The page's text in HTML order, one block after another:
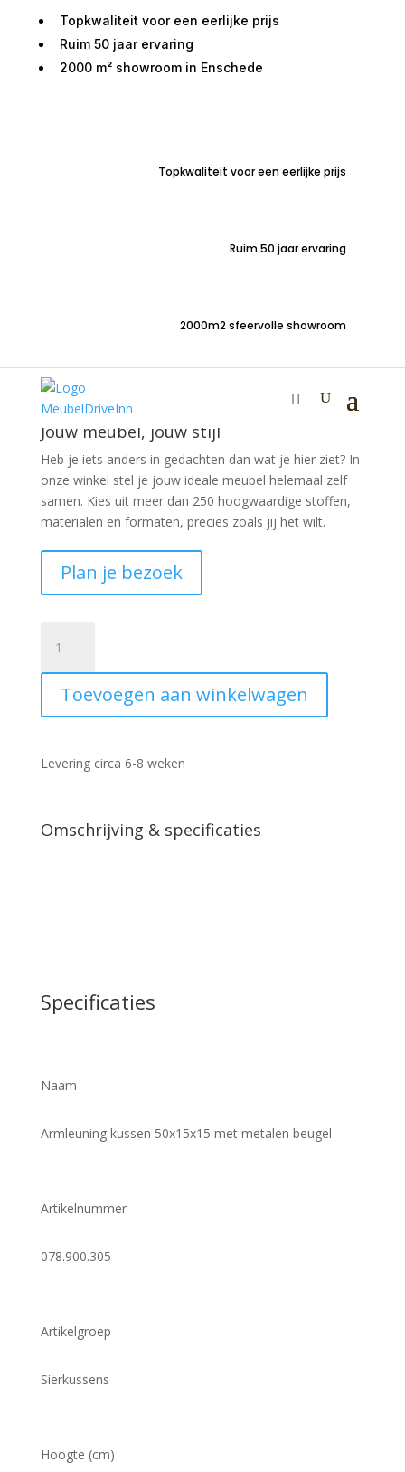
Topkwaliteit voor een eerlijke prijs
Ruim 50 jaar ervaring
2000 m² showroom in Enschede
Topkwaliteit voor een eerlijke prijs
Ruim 50 jaar ervaring
2000m2 sfeervolle showroom
Extra losse armleuning kussen voor jouw (hoek)bank |
met metalen beugel |
Jouw meubel, jouw stijl
Heb je iets anders in gedachten dan wat je hier ziet? In
onze winkel stel je jouw ideale meubel helemaal zelf
samen. Kies uit meer dan 250 hoogwaardige stoffen,
materialen en formaten, precies zoals jij het wilt.
Plan je bezoek
kussen
50x15x15
met
metalen
aantal
Toevoegen aan winkelwagen
Levering circa 6-8 weken
Omschrijving & specificaties
Specificaties
Naam
Armleuning kussen 50x15x15 met metalen beugel
Artikelnummer
078.900.305
Artikelgroep
Sierkussens
Hoogte (cm)